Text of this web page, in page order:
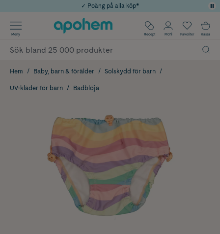
Årets Butik 2025 inom Skönhet
Använd kod: SOMMAR20 för 20% över 649kr
✓ Rådgivning från farmaceuter & hudterapeuter
✓ Poäng på alla köp*
Meny Recept Profil Favoriter Kassa
Hem Baby, barn & förälder Solskydd för barn
UV-kläder för barn Badblöja